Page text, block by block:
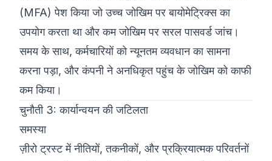
(MFA) पेश किया जो उच्च जोखिम पर बायोमेट्रिक्स का
उपयोग करता था और कम जोखिम पर सरल पासवर्ड जांच।
समय के साथ, कर्मचारियों को न्यूनतम व्यवधान का सामना
करना पड़ा, और कंपनी ने अनधिकृत पहुंच के जोखिम को काफी
कम किया।
चुनौती 3: कार्यान्वयन की जटिलता
समस्या
ज़ीरो ट्रस्ट में नीतियों, तकनीकों, और प्रक्रियात्मक परिवर्तनों